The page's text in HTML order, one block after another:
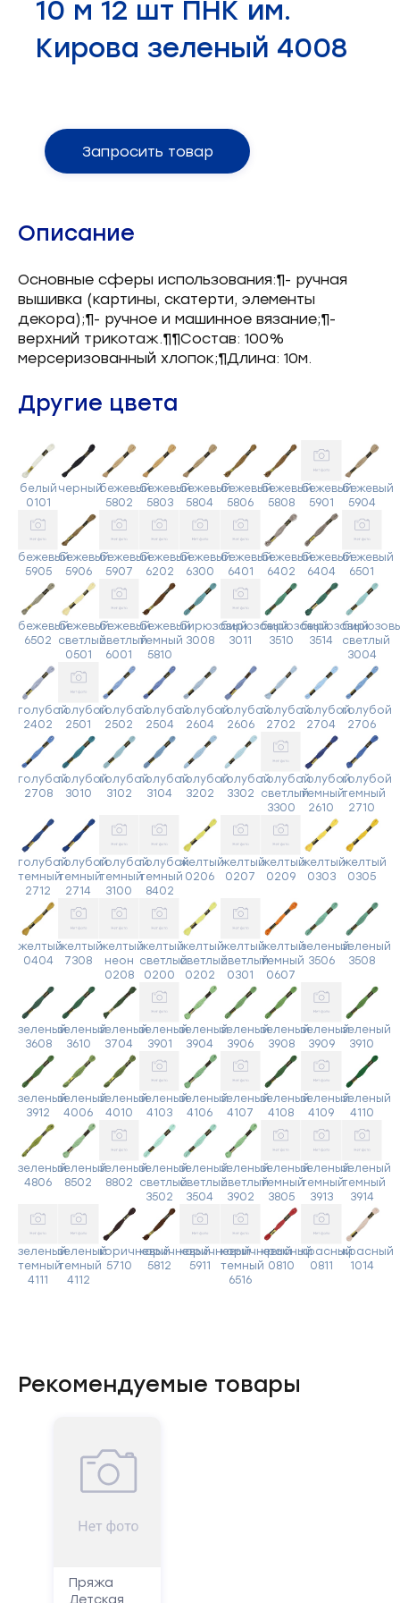
Запчасти для швейного оборудования
Запчасти: иглы
Установочное оборудование
10 м 12 шт ПНК им.
Кирова зеленый 4008
Запросить товар
Описание
Основные сферы использования:¶- ручная
вышивка (картины, скатерти, элементы
декора);¶- ручное и машинное вязание;¶-
верхний трикотаж.¶¶Состав: 100%
мерсеризованный хлопок;¶Длина: 10м.
Другие цвета
белый
0101
черныйбежевый
5802
бежевый
5803
бежевый
5804
бежевый
5806
бежевый
5808
бежевый
5901
бежевый
5904
бежевый
5905
бежевый
5906
бежевый
5907
бежевый
6202
бежевый
6300
бежевый
6401
бежевый
6402
бежевый
6404
бежевый
6501
бежевый
6502
бежевый
светлый
0501
бежевый
светлый
6001
бежевый
темный
5810
бирюзовый
3008
бирюзовый
3011
бирюзовый
3510
бирюзовый
3514
светлый
3004
голубой
2402
голубой
2501
голубой
2502
голубой
2504
голубой
2604
голубой
2606
голубой
2702
голубой
2704
голубой
2706
голубой
2708
голубой
3010
голубой
3102
голубой
3104
голубой
3202
голубой
3302
голубой
светлый
3300
голубой
темный
2610
голубой
темный
2710
голубой
темный
2712
голубой
темный
2714
голубой
темный
3100
голубой
темный
8402
желтый
0206
желтый
0207
желтый
0209
желтый
0303
желтый
0305
желтый
0404
желтый
7308
желтый
неон
0208
желтый
светлый
0200
желтый
светлый
0202
желтый
светлый
0301
желтый
темный
0607
зеленый
3506
зеленый
3508
зеленый
3608
зеленый
3610
зеленый
3704
зеленый
3901
зеленый
3904
зеленый
3906
зеленый
3908
зеленый
3909
зеленый
3910
зеленый
3912
зеленый
4006
зеленый
4010
зеленый
4103
зеленый
4106
зеленый
4107
зеленый
4108
зеленый
4109
зеленый
4110
зеленый
4806
зеленый
8502
зеленый
8802
зеленый
светлый
3502
зеленый
светлый
3504
зеленый
светлый
3902
зеленый
темный
3805
зеленый
темный
3913
зеленый
темный
3914
зеленый
темный
4111
зеленый
темный
4112
коричневый
5710
коричневый
5812
коричневый
5911
коричневый
темный
6516
красный
0810
красный
0811
красный
1014
Рекомендуемые товары
Пряжа
Детская